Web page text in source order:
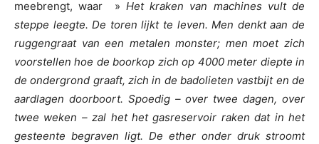
meebrengt, waar » Het kraken van machines vult de
steppe leegte. De toren lijkt te leven. Men denkt aan de
ruggengraat van een metalen monster; men moet zich
voorstellen hoe de boorkop zich op 4000 meter diepte in
de ondergrond graaft, zich in de badolieten vastbijt en de
aardlagen doorboort. Spoedig – over twee dagen, over
twee weken – zal het het gasreservoir raken dat in het
gesteente begraven ligt. De ether onder druk stroomt